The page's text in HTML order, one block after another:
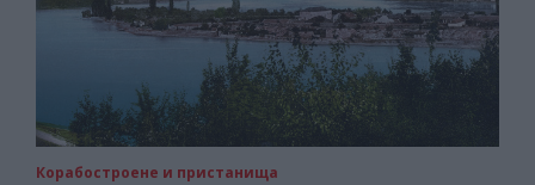
Корабостроене и пристанища